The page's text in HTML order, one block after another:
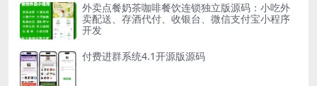
外卖点餐奶茶咖啡餐饮连锁独立版源码：小吃外
卖配送、存酒代付、收银台、微信支付宝小程序
开发
付费进群系统4.1开源版源码